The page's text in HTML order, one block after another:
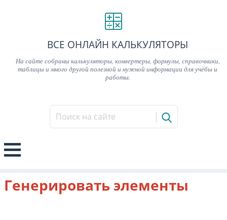
ВСЕ ОНЛАЙН КАЛЬКУЛЯТОРЫ
На сайте собраны калькуляторы, конвертеры, формулы, справочники,
таблицы и много другой полезной и нужной информации для учёбы и
работы.
Генерировать элементы